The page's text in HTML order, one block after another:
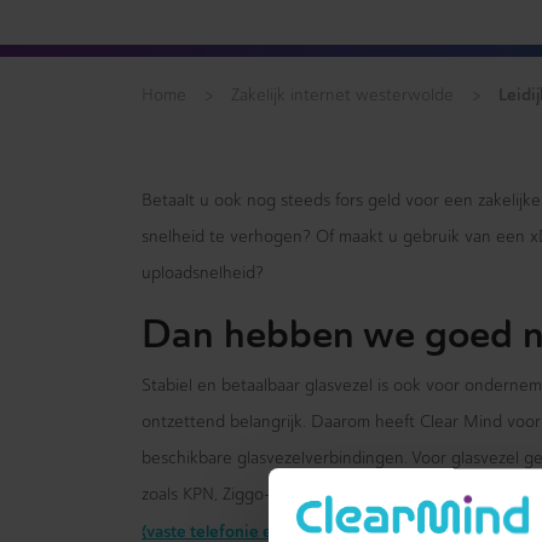
Home
Betaalt u ook nog steeds fors geld voor een
snelheid te verhogen? Of maakt u gebruik van een
uploadsnelheid?
Dan hebben we goed
Stabiel en betaalbaar glasvezel is ook voor
ontzettend belangrijk. Daarom heeft Clear Mind
beschikbare glasvezelverbindingen. Voor glasvezel
zoals KPN, Ziggo-Vodafone en Delta Fiber. Maar
(vaste telefonie en mobiele telefonie) van uw